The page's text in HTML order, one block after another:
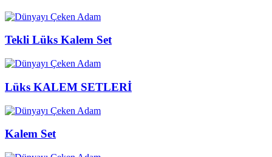
Tekli Lüks Kalem Set
Lüks KALEM SETLERİ
Kalem Set